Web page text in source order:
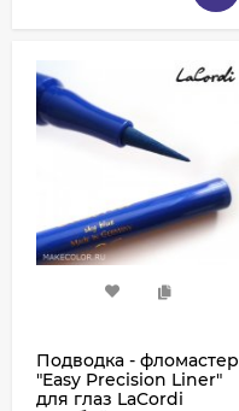
Подводка - фломастер
"Easy Precision Liner"
для глаз LaCordi